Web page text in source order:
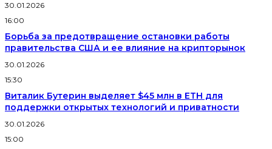
30.01.2026
16:00
Борьба за предотвращение остановки работы
правительства США и ее влияние на крипторынок
30.01.2026
15:30
Виталик Бутерин выделяет $45 млн в ETH для
поддержки открытых технологий и приватности
30.01.2026
15:00